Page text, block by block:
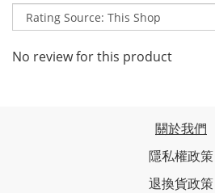
No review for this product
關於我們
隱私權政策
退換貨政策